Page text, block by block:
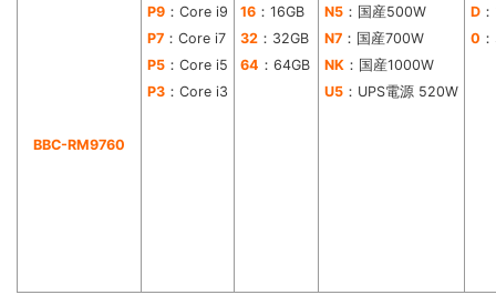
BBC-RM9760
P9 ：Core i9 16 ：16GB N5 ：国産500W D
P7 ：Core i7 32 ：32GB N7 ：国産700W 0
P5 ：Core i5 64 ：64GB NK ：国産1000W
P3 ：Core i3 U5 ：UPS電源 520W